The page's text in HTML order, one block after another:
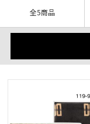
全5商品